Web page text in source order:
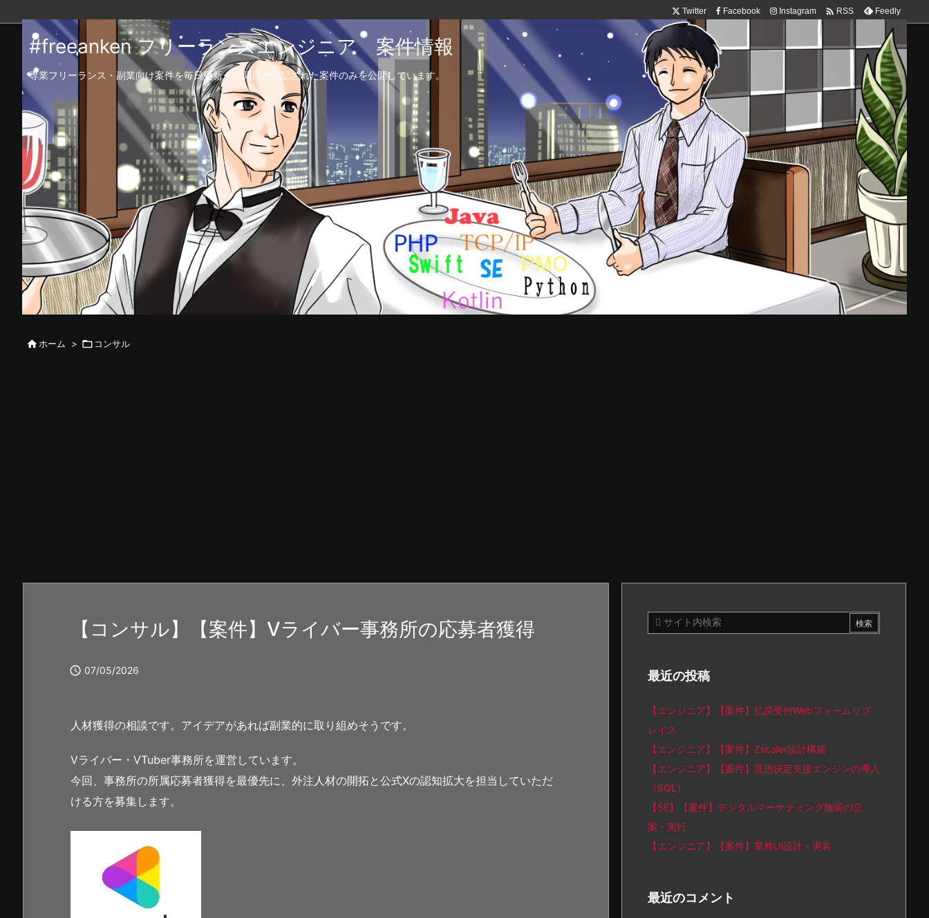
Twitter Facebook Instagram  RSS Feedly
#freeanken フリーランスエンジニア 案件情報
専業フリーランス・副業向け案件を毎日更新！公開日が明記された案件のみを公開しています。
 ホーム >  コンサル
【コンサル】【案件】Vライバー事務所の応募者獲得
 07/05/2026
人材獲得の相談です。アイデアがあれば副業的に取り組めそうです。
Vライバー・VTuber事務所を運営しています。
今回、事務所の所属応募者獲得を最優先に、外注人材の開拓と公式Xの認知拡大を担当していただ
ける方を募集します。
最近の投稿
【エンジニア】【案件】払戻受付Webフォームリプ
レイス
【エンジニア】【案件】Zscaler設計構築
【エンジニア】【案件】意思決定支援エンジンの導入
（SQL）
【SE】【案件】デジタルマーケティング施策の立
案・実行
【エンジニア】【案件】業務UI設計・実装
最近のコメント